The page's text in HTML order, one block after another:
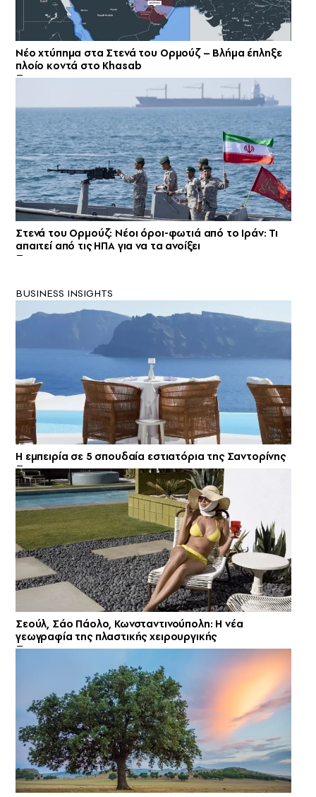
Νέο χτύπημα στα Στενά του Ορμούζ – Βλήμα έπληξε
πλοίο κοντά στο Khasab
Στενά του Ορμούζ: Νέοι όροι-φωτιά από το Ιράν: Τι
απαιτεί από τις ΗΠΑ για να τα ανοίξει
BUSINESS INSIGHTS
Η εμπειρία σε 5 σπουδαία εστιατόρια της Σαντορίνης
Σεούλ, Σάο Πάολο, Κωνσταντινούπολη: Η νέα
γεωγραφία της πλαστικής χειρουργικής